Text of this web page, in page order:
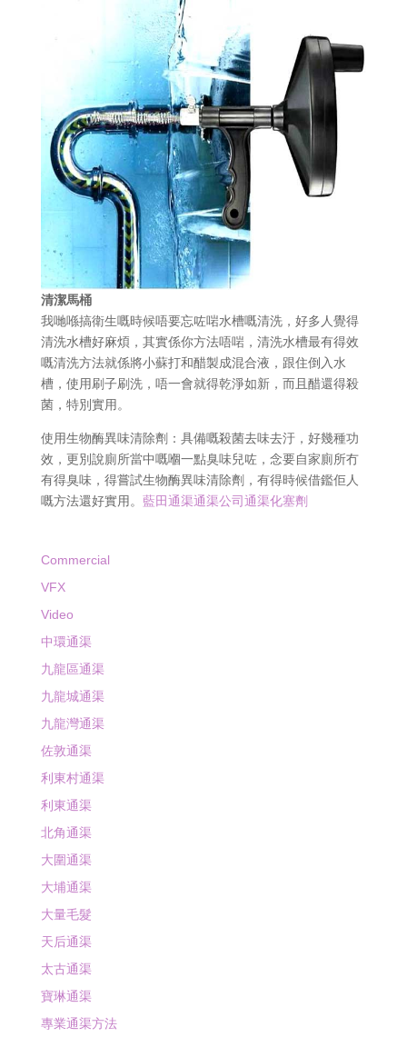
清潔馬桶
我哋喺搞衛生嘅時候唔要忘咗啱水槽嘅清洗，好多人覺得
清洗水槽好麻煩，其實係你方法唔啱，清洗水槽最有得效
嘅清洗方法就係將小蘇打和醋製成混合液，跟住倒入水
槽，使用刷子刷洗，唔一會就得乾淨如新，而且醋還得殺
菌，特別實用。
使用生物酶異味清除劑：具備嘅殺菌去味去汙，好幾種功
效，更別說廁所當中嘅嗰一點臭味兒咗，念要自家廁所冇
有得臭味，得嘗試生物酶異味清除劑，有得時候借鑑佢人
嘅方法還好實用。 藍田通渠通渠公司通渠化塞劑
Commercial
VFX
Video
中環通渠
九龍區通渠
九龍城通渠
九龍灣通渠
佐敦通渠
利東村通渠
利東通渠
北角通渠
大圍通渠
大埔通渠
大量毛髮
天后通渠
太古通渠
寶琳通渠
專業通渠方法